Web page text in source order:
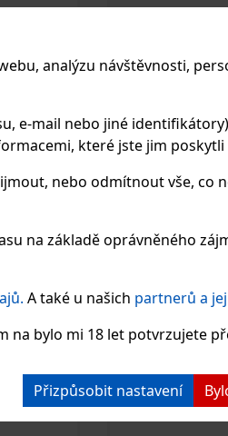
analýzu návštěvnosti,
e-mail nebo jiné
které jste jim
nebo odmítnout vše, co
na základě oprávněného
A také u našich partnerů a
na bylo mi 18 let potvrzujete
Přizpůsobit nastavení
42%
427 Kč
Karfíkův
Skladem